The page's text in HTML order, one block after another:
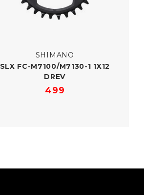
SHIMANO
SLX FC-​M7100/​M7130-1 1X12
DREV
499